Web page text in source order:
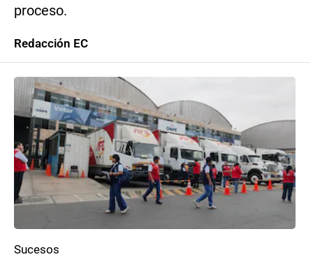
proceso.
Redacción EC
Sucesos